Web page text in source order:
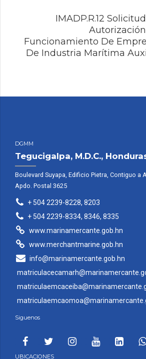
IMADP.R.12
Funcionamiento De
De Industria Marítima
DGMM
Tegucigalpa, M.D.C.,
Boulevard Suyapa, Edificio Pietra, Contiguo a
Apdo. Postal 3625
+ 504 2239-8228, 8203
+ 504 2239-8334, 8346, 8335
www.marinamercante.gob.hn
www.merchantmarine.gob.hn
info@marinamercante.gob.hn
Siguenos
UBICACIONES